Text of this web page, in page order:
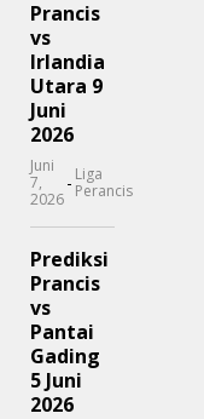
Prancis
vs
Irlandia
Utara 9
Juni
2026
Juni
7,
2026
- Liga
Perancis
Prediksi
Prancis
vs
Pantai
Gading
5 Juni
2026